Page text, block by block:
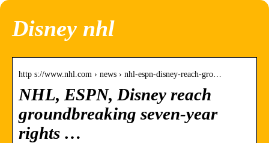
Disney nhl
http s://www.nhl.com › news › nhl-espn-disney-reach-gro…
NHL, ESPN, Disney reach
groundbreaking seven-year
rights …